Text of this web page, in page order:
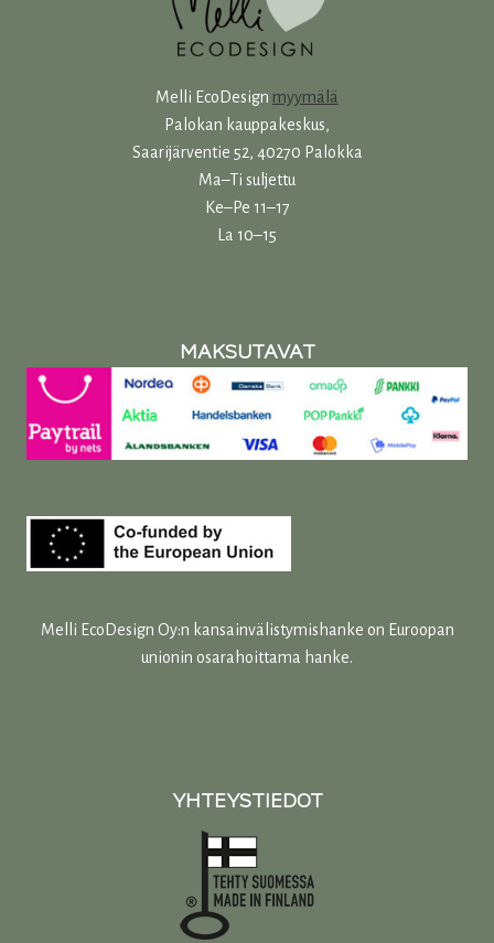
Melli EcoDesign myymälä
Palokan kauppakeskus,
Saarijärventie 52, 40270 Palokka
Ma–Ti suljettu
Ke–Pe 11–17
La 10–15
MAKSUTAVAT
Melli EcoDesign Oy:n kansainvälistymishanke on Euroopan
unionin osarahoittama hanke.
YHTEYSTIEDOT